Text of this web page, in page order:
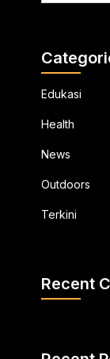
Edukasi
Health
News
Outdoors
Terkini
Recent